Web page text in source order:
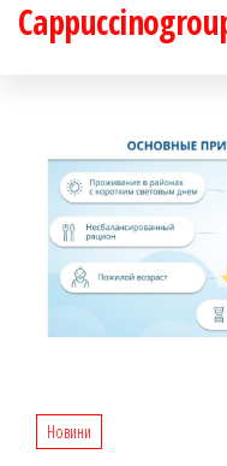
Перейти
Новини